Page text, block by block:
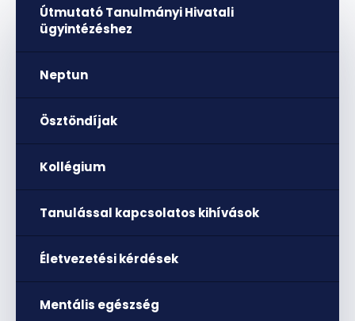
Útmutató Tanulmányi Hivatali
ügyintézéshez
Neptun
Ösztöndíjak
Kollégium
Tanulással kapcsolatos kihívások
Életvezetési kérdések
Mentális egészség